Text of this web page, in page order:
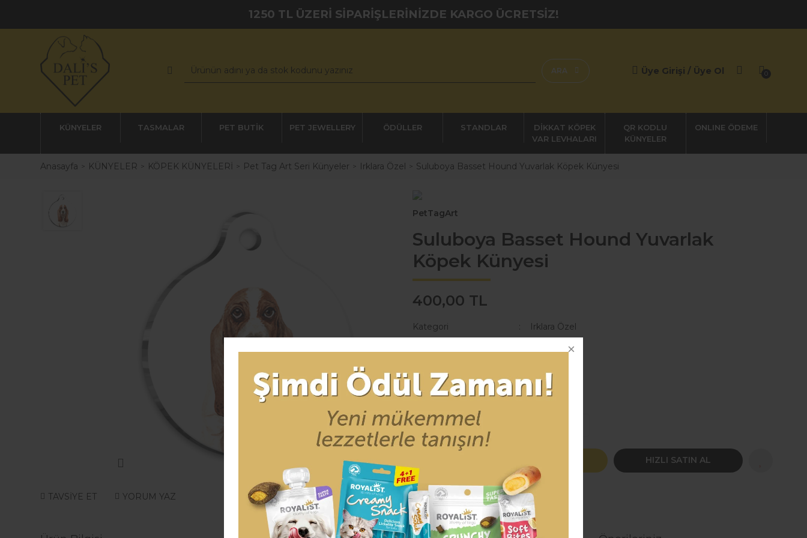
1250 TL ÜZERİ SİPARİŞLERİNİZDE KARGO ÜCRETSİZ!
ARA Üye Girişi / Üye Ol 0
KÜNYELER TASMALAR PET BUTİK PET JEWELLERY ÖDÜLLER STANDLAR
DİKKAT KÖPEK
VAR LEVHALARI
QR KODLU
KÜNYELER
Anasayfa KÜNYELER KÖPEK KÜNYELERİ Pet Tag Art Seri Künyeler Irklara Özel Suluboya Basset Hound Yuvarlak Köpek Künyesi
TAVSİYE ET YORUM YAZ
PetTagArt
Suluboya Basset Hound Yuvarlak
Köpek Künyesi
400,00 TL
Kategori
Irklara Özel
* 41,44 TL den başlayan taksitlerle!!
HIZLI SATIN AL